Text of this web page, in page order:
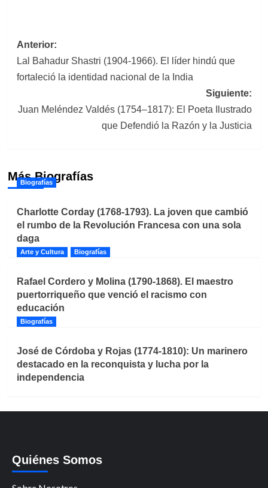
Navegación
de
Anterior:
Lal Bahadur Shastri (1904-1966). El líder hindú que
fortaleció la identidad nacional de la India
Siguiente:
Juan Meléndez Valdés (1754–1817): El Poeta Ilustrado
que Defendió la Razón y la Justicia
Más Biografías
Biografías
Charlotte Corday (1768-1793). La joven que cambió
el rumbo de la Revolución Francesa con una sola
daga
Arte y Cultura Biografías
Rafael Cordero y Molina (1790-1868). El maestro
puertorriqueño que venció el racismo con
educación
Biografías
José de Córdoba y Rojas (1774-1810): Un marinero
destacado en la reconquista y lucha por la
independencia
Quiénes Somos